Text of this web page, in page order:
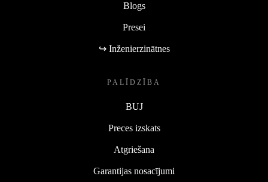
Blogs
Presei
↪ Inženierzinātnes
PALĪDZĪBA
BUJ
Preces izskats
Atgriešana
Garantijas nosacījumi